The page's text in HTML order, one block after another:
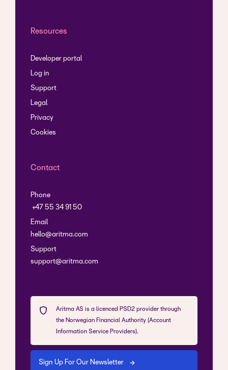
Resources
Developer portal
Log in
Support
Legal
Privacy
Cookies
Contact
Phone
+47 55 34 91 50
Email
hello@aritma.com
Support
support@aritma.com
Aritma AS is a licenced PSD2 provider through
the Norwegian Financial Authority (Account
Information Service Providers).
Sign Up For Our Newsletter